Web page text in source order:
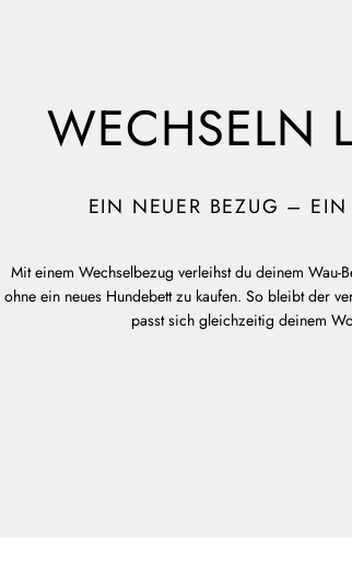
WECHSELN
EIN NEUER BEZUG –
Mit einem Wechselbezug verleihst du deinem
ohne ein neues Hundebett zu kaufen. So bleibt der
passt sich gleichzeitig deinem